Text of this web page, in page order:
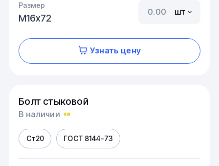
Размер
М16х72
шт
Узнать цену
Болт стыковой
В наличии
Ст20 ГОСТ 8144-73